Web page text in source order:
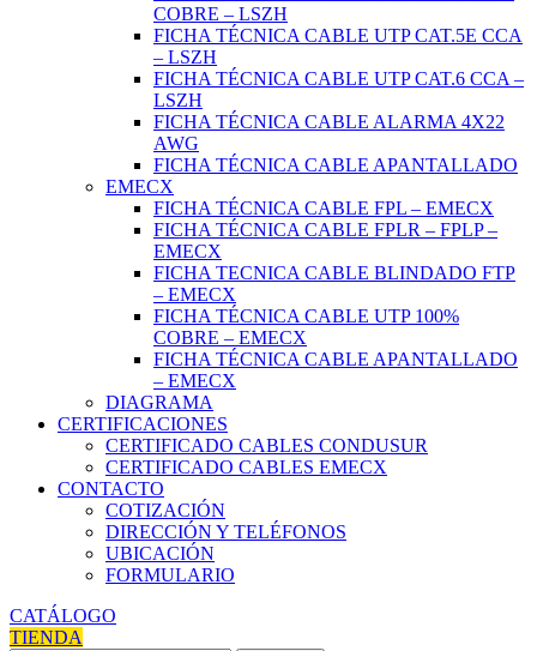
COBRE – LSZH
FICHA TÉCNICA CABLE UTP CAT.5E CCA
– LSZH
FICHA TÉCNICA CABLE UTP CAT.6 CCA –
LSZH
FICHA TÉCNICA CABLE ALARMA 4X22
AWG
FICHA TÉCNICA CABLE APANTALLADO
EMECX
FICHA TÉCNICA CABLE FPL – EMECX
FICHA TÉCNICA CABLE FPLR – FPLP –
EMECX
FICHA TECNICA CABLE BLINDADO FTP
– EMECX
FICHA TÉCNICA CABLE UTP 100%
COBRE – EMECX
FICHA TÉCNICA CABLE APANTALLADO
– EMECX
DIAGRAMA
CERTIFICACIONES
CERTIFICADO CABLES CONDUSUR
CERTIFICADO CABLES EMECX
CONTACTO
COTIZACIÓN
DIRECCIÓN Y TELÉFONOS
UBICACIÓN
FORMULARIO
CATÁLOGO
TIENDA